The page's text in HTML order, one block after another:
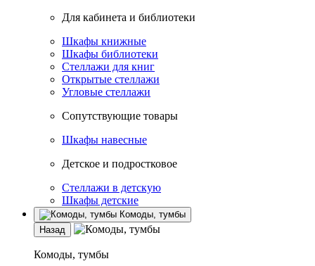
Для кабинета и библиотеки
Шкафы книжные
Шкафы библиотеки
Стеллажи для книг
Открытые стеллажи
Угловые стеллажи
Сопутствующие товары
Шкафы навесные
Детское и подростковое
Стеллажи в детскую
Шкафы детские
Комоды, тумбы
Назад
Комоды, тумбы